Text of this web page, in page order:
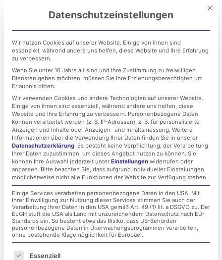
springen
IT-Onboarding: Neue
Mitarbeiter professionell
sowie dauerhaft
einbinden!
1. September 2021
Mit
Datenschutzeinstellungen
Wir nutzen Cookies auf unserer Website. Einige von ihnen sind
essenziell, während andere uns helfen, diese Website und Ihre Erfahrung
zu verbessern.
Wenn Sie unter 16 Jahre alt sind und Ihre Zustimmung zu freiwilligen
Diensten geben möchten, müssen Sie Ihre Erziehungsberechtigten um
Erlaubnis bitten.
Wir verwenden Cookies und andere Technologien auf unserer Website.
Einige von ihnen sind essenziell, während andere uns helfen, diese
Website und Ihre Erfahrung zu verbessern. Personenbezogene Daten
können verarbeitet werden (z. B. IP-Adressen), z. B. für personalisierte
Anzeigen und Inhalte oder Anzeigen- und Inhaltsmessung. Weitere
Informationen über die Verwendung Ihrer Daten finden Sie in unserer
Datenschutzerklärung. Es besteht keine Verpflichtung, der Verarbeitung
Ihrer Daten zuzustimmen, um dieses Angebot nutzen zu können. Sie
können Ihre Auswahl jederzeit unter Einstellungen widerrufen oder
anpassen. Bitte beachten Sie, dass aufgrund individueller Einstellungen
möglicherweise nicht alle Funktionen der Website zur Verfügung stehen.
Einige Services verarbeiten personenbezogene Daten in den USA. Mit
Ihrer Einwilligung zur Nutzung dieser Services stimmen Sie auch der
Verarbeitung Ihrer Daten in den USA gemäß Art. 49 (1) lit. a DSGVO zu. Der
EuGH stuft die USA als Land mit unzureichendem Datenschutz nach EU-
Standards ein. So besteht etwa das Risiko, dass US-Behörden
personenbezogene Daten in Überwachungsprogrammen verarbeiten,
ohne bestehende Klagemöglichkeit für Europäer.
Es folgt eine Liste der Service-Gruppen, für die
Essenziell